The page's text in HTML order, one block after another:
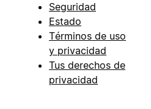
Seguridad
Estado
Términos de uso
y privacidad
Tus derechos de
privacidad